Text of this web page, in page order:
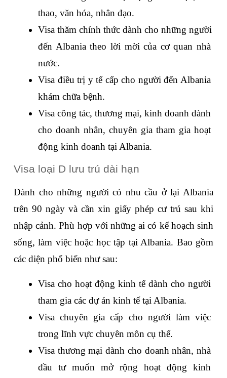
thao, văn hóa, nhân đạo.
Visa thăm chính thức dành cho những người
đến Albania theo lời mời của cơ quan nhà
nước.
Visa điều trị y tế cấp cho người đến Albania
khám chữa bệnh.
Visa công tác, thương mại, kinh doanh dành
cho doanh nhân, chuyên gia tham gia hoạt
động kinh doanh tại Albania.
Visa loại D lưu trú dài hạn
Dành cho những người có nhu cầu ở lại Albania
trên 90 ngày và cần xin giấy phép cư trú sau khi
nhập cảnh. Phù hợp với những ai có kế hoạch sinh
sống, làm việc hoặc học tập tại Albania. Bao gồm
các diện phổ biến như sau:
Visa cho hoạt động kinh tế dành cho người
tham gia các dự án kinh tế tại Albania.
Visa chuyên gia cấp cho người làm việc
trong lĩnh vực chuyên môn cụ thể.
Visa thương mại dành cho doanh nhân, nhà
đầu tư muốn mở rộng hoạt động kinh